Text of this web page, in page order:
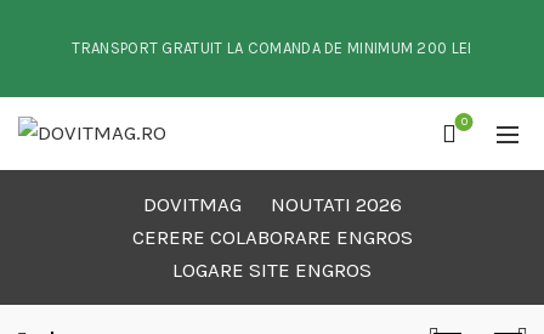
TRANSPORT GRATUIT LA COMANDA DE MINIMUM 200 LEI
0
DOVITMAG
NOUTATI 2026
CERERE COLABORARE ENGROS
LOGARE SITE ENGROS